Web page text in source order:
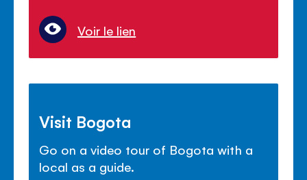
Voir le lien
Visit Bogota
Go on a video tour of Bogota with a
local as a guide.